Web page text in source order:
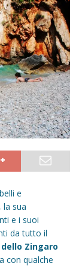
e
la sua
e i suoi
da tutto il
Zingaro
con qualche